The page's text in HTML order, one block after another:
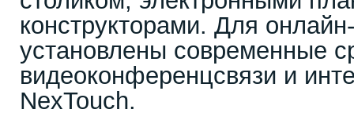
конструкторами. Для
установлены современные
видеоконференцсвязи и
NexTouch.